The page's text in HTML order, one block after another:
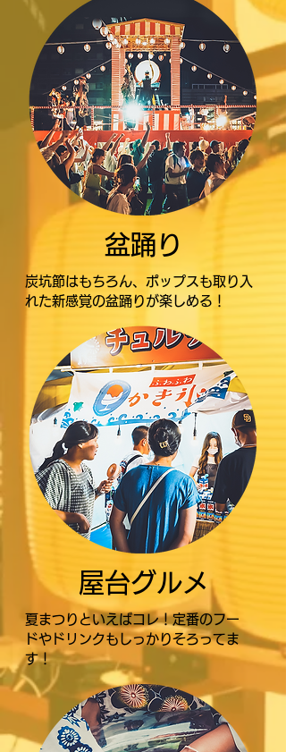
盆踊り
炭坑節はもちろん、ポップスも取り入
れた新感覚の盆踊りが楽しめる！
屋台グルメ
夏まつりといえばコレ！定番のフー
ドやドリンクもしっかりそろってま
す！